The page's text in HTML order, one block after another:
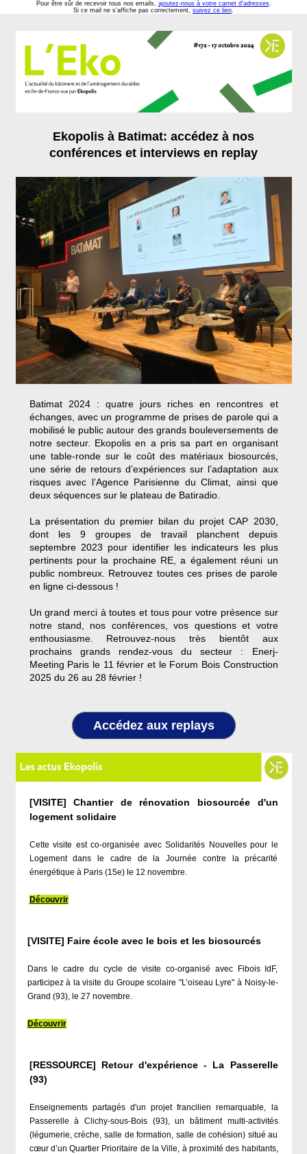
Pour être sûr de recevoir tous nos emails, ajoutez-nous à votre carnet d'adresses.
Si ce mail ne s'affiche pas correctement, suivez ce lien.
Ekopolis à Batimat: accédez à nos
conférences et interviews en replay
Batimat 2024 : quatre jours riches en rencontres et
échanges, avec un programme de prises de parole qui a
mobilisé le public autour des grands bouleversements de
notre secteur. Ekopolis en a pris sa part en organisant
une table-ronde sur le coût des matériaux biosourcés,
une série de retours d’expériences sur l’adaptation aux
risques avec l’Agence Parisienne du Climat, ainsi que
deux séquences sur le plateau de Batiradio.
La présentation du premier bilan du projet CAP 2030,
dont les 9 groupes de travail planchent depuis
septembre 2023 pour identifier les indicateurs les plus
pertinents pour la prochaine RE, a également réuni un
public nombreux. Retrouvez toutes ces prises de parole
en ligne ci-dessous !
Un grand merci à toutes et tous pour votre présence sur
notre stand, nos conférences, vos questions et votre
enthousiasme. Retrouvez-nous très bientôt aux
prochains grands rendez-vous du secteur : Enerj-
Meeting Paris le 11 février et le Forum Bois Construction
2025 du 26 au 28 février !
Accédez aux replays
[VISITE] Chantier de rénovation biosourcée d'un
logement solidaire
Cette visite est co-organisée avec Solidarités Nouvelles pour le
Logement dans le cadre de la Journée contre la précarité
énergétique à Paris (15e) le 12 novembre.
Découvrir
[VISITE] Faire école avec le bois et les biosourcés
Dans le cadre du cycle de visite co-organisé avec Fibois IdF,
participez à la visite du Groupe scolaire "L’oiseau Lyre" à Noisy-le-
Grand (93), le 27 novembre.
Découvrir
[RESSOURCE] Retour d'expérience - La Passerelle
(93)
Enseignements partagés d'un projet francilien remarquable, la
Passerelle à Clichy-sous-Bois (93), un bâtiment multi-activités
(légumerie, crèche, salle de formation, salle de cohésion) situé au
cœur d’un Quartier Prioritaire de la Ville, à proximité des habitants,